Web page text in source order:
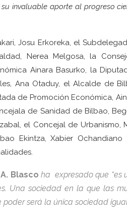
invaluable aporte al progreso
Josu Erkoreka, el
Nerea Melgosa, la
Ainara Basurko, la
Ana Otaduy, el Alcalde de
de Promoción Económica,
de Sanidad de Bilbao,
el Concejal de Urbanismo,
Ekintza, Xabier
Blasco ha expresado que “es
Una sociedad en la que las
poder será la única sociedad